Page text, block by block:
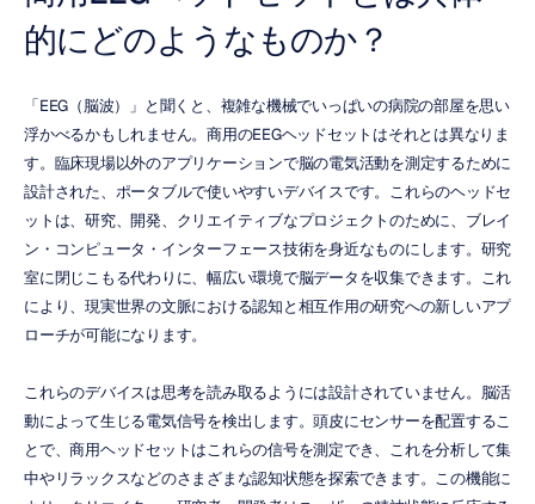
的にどのようなものか？
「EEG（脳波）」と聞くと、複雑な機械でいっぱいの病院の部屋を思い
浮かべるかもしれません。商用のEEGヘッドセットはそれとは異なりま
す。臨床現場以外のアプリケーションで脳の電気活動を測定するために
設計された、ポータブルで使いやすいデバイスです。これらのヘッドセ
ットは、研究、開発、クリエイティブなプロジェクトのために、ブレイ
ン・コンピュータ・インターフェース技術を身近なものにします。研究
室に閉じこもる代わりに、幅広い環境で脳データを収集できます。これ
により、現実世界の文脈における認知と相互作用の研究への新しいアプ
ローチが可能になります。
これらのデバイスは思考を読み取るようには設計されていません。脳活
動によって生じる電気信号を検出します。頭皮にセンサーを配置するこ
とで、商用ヘッドセットはこれらの信号を測定でき、これを分析して集
中やリラックスなどのさまざまな認知状態を探索できます。この機能に